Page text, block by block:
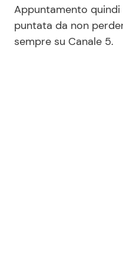
Appuntamento
puntata da non
sempre su Canale 5.